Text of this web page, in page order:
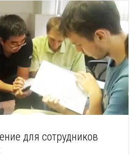
для сотрудников